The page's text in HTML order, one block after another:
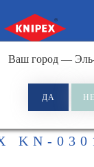
Ваш город —
Плоскогубцы
KN-